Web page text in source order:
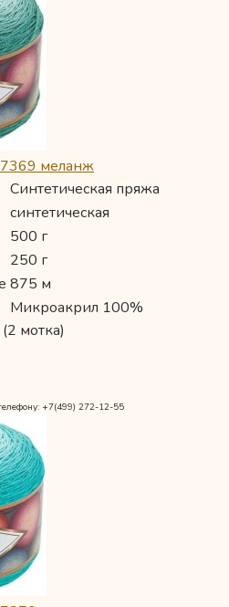
меланж
Синтетическая пряжа
синтетическая
500 г
250 г
875 м
Микроакрил 100%
мотка)
+7(499) 272-12-55